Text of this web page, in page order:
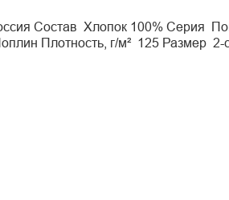
Состав Хлопок 100% Серия
Плотность, г/м² 125 Размер